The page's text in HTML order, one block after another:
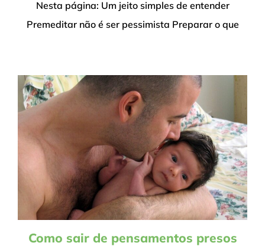
dos
sem
Nesta página: Um jeito simples de entender
Premeditar não é ser pessimista Preparar o que
Como sair de pensamentos presos